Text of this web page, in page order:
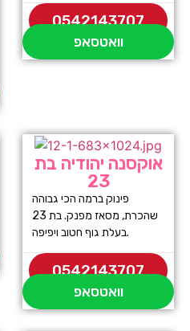
0542143707
וואטסאפ
אוקסנה יהודיה בת
23
פינוק ברמה הכי גבוהה
שהכרת, מסאז מפנק. בת 23
בעלת גוף חטוב ויפיפה.
0542143707
וואטסאפ